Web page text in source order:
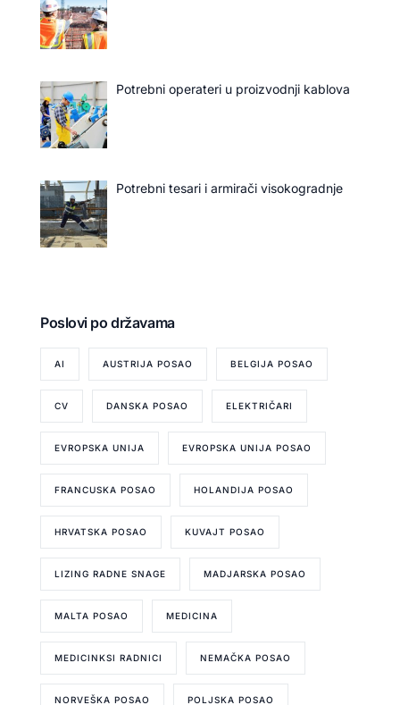
Potrebni operateri u proizvodnji kablova
Potrebni tesari i armirači visokogradnje
Poslovi po državama
AI AUSTRIJA POSAO BELGIJA POSAO
CV DANSKA POSAO ELEKTRIČARI
EVROPSKA UNIJA EVROPSKA UNIJA POSAO
FRANCUSKA POSAO HOLANDIJA POSAO
HRVATSKA POSAO KUVAJT POSAO
LIZING RADNE SNAGE MADJARSKA POSAO
MALTA POSAO MEDICINA
MEDICINKSI RADNICI NEMAČKA POSAO
NORVEŠKA POSAO POLJSKA POSAO